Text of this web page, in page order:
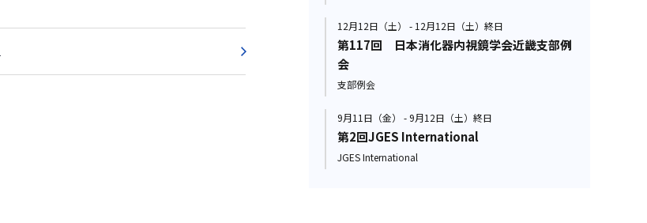
12月12日（土） - 12月12日（土）終日
第117回 日本消化器内視鏡学会近畿支部例
会
支部例会
9月11日（金） - 9月12日（土）終日
第2回JGES International
JGES International